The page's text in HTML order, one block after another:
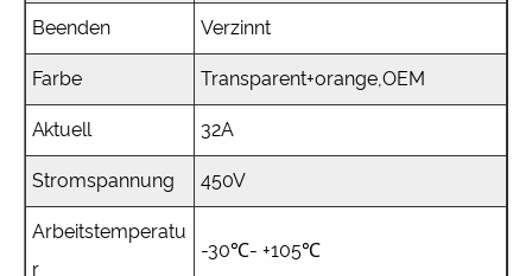
Beenden Verzinnt
Farbe Transparent+orange,OEM
Aktuell 32A
Stromspannung 450V
Arbeitstemperatu
r
-30℃- +105℃